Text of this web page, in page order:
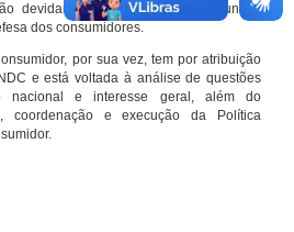
devidamente registrada e com função
dos consumidores.
por sua vez, tem por atribuição
e está voltada à análise de questões
nacional e interesse geral, além do
coordenação e execução da Política